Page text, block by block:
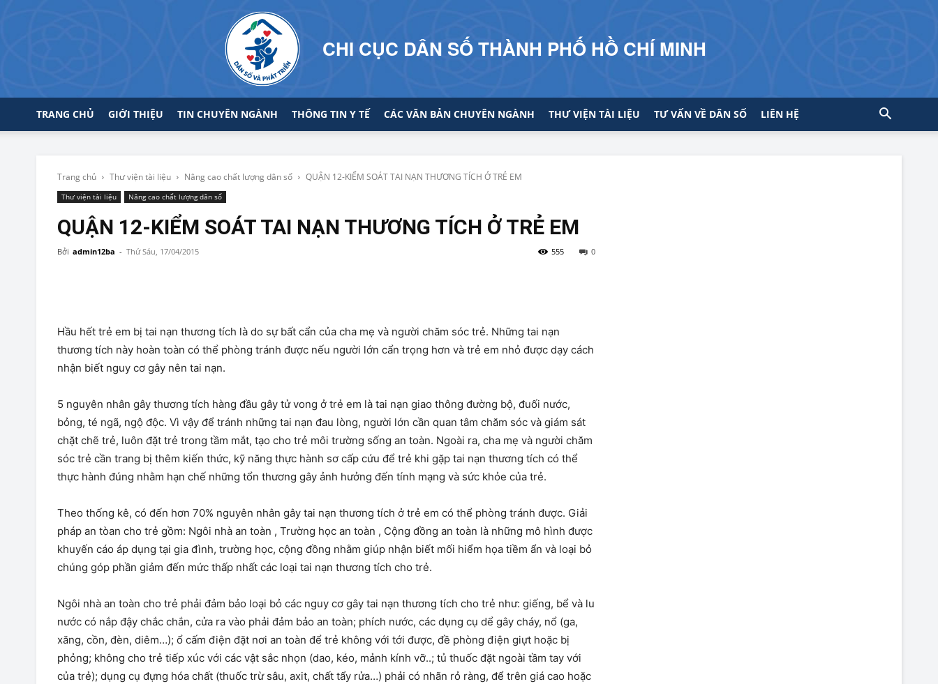
CHI CỤC DÂN SỐ THÀNH PHỐ HỒ CHÍ MINH
TRANG CHỦ GIỚI THIỆU TIN CHUYÊN NGÀNH THÔNG TIN Y TẾ CÁC VĂN BẢN CHUYÊN NGÀNH THƯ VIỆN TÀI LIỆU TƯ VẤN VỀ DÂN SỐ LIÊN HỆ
Trang chủ Thư viện tài liệu Nâng cao chất lượng dân số QUẬN 12-KIỂM SOÁT TAI NẠN THƯƠNG TÍCH Ở TRẺ EM
Thư viện tài liệu Nâng cao chất lượng dân số
QUẬN 12-KIỂM SOÁT TAI NẠN THƯƠNG TÍCH Ở TRẺ EM
Bởi admin12ba - Thứ Sáu, 17/04/2015 0
555
Hầu hết trẻ em bị tai nạn thương tích là do sự bất cẩn của cha mẹ và người chăm sóc trẻ. Những tai nạn
thương tích này hoàn toàn có thể phòng tránh được nếu người lớn cẩn trọng hơn và trẻ em nhỏ được dạy cách
nhận biết nguy cơ gây nên tai nạn.
5 nguyên nhân gây thương tích hàng đầu gây tử vong ở trẻ em là tai nạn giao thông đường bộ, đuối nước,
bỏng, té ngã, ngộ độc. Vì vậy để tránh những tai nạn đau lòng, người lớn cần quan tâm chăm sóc và giám sát
chặt chẽ trẻ, luôn đặt trẻ trong tầm mắt, tạo cho trẻ môi trường sống an toàn. Ngoài ra, cha mẹ và người chăm
sóc trẻ cần trang bị thêm kiến thức, kỹ năng thực hành sơ cấp cứu để trẻ khi gặp tai nạn thương tích có thể
thực hành đúng nhằm hạn chế những tổn thương gây ảnh hưởng đến tính mạng và sức khỏe của trẻ.
Theo thống kê, có đến hơn 70% nguyên nhân gây tai nạn thương tích ở trẻ em có thể phòng tránh được. Giải
pháp an tòan cho trẻ gồm: Ngôi nhà an toàn , Trường học an toàn , Cộng đồng an toàn là những mô hình được
khuyến cáo áp dụng tại gia đình, trường học, cộng đồng nhằm giúp nhận biết mối hiểm họa tiềm ẩn và loại bỏ
chúng góp phần giảm đến mức thấp nhất các loại tai nạn thương tích cho trẻ.
Ngôi nhà an toàn cho trẻ phải đảm bảo loại bỏ các nguy cơ gây tai nạn thương tích cho trẻ như: giếng, bể và lu
nước có nắp đậy chắc chắn, cửa ra vào phải đảm bảo an toàn; phích nước, các dụng cụ dể gây cháy, nổ (ga,
xăng, cồn, đèn, diêm…); ổ cấm điện đặt nơi an toàn để trẻ không với tới được, đề phòng điện giựt hoặc bị
phỏng; không cho trẻ tiếp xúc với các vật sắc nhọn (dao, kéo, mảnh kính vỡ..; tủ thuốc đặt ngoài tầm tay với
của trẻ); dụng cụ đựng hóa chất (thuốc trừ sâu, axit, chất tẩy rửa…) phải có nhãn rỏ ràng, để trên giá cao hoặc